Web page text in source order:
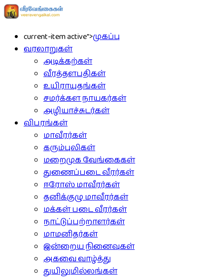
current-item active">முகப்பு
வரலாறுகள்
அடிக்கற்கள்
வீரத்தளபதிகள்
உயிராயுதங்கள்
சமர்க்கள நாயகர்கள்
அழியாச்சுடர்கள்
விபரங்கள்
மாவீரர்கள்
கரும்புலிகள்
மறைமுக வேங்கைகள்
துணைப்படை வீரர்கள்
ஈரோஸ் மாவீரர்கள்
தனிக்குழு மாவீரர்கள்
மக்கள் படை வீரர்கள்
நாட்டுப்பற்றாளர்கள்
மாமனிதர்கள்
இன்றைய நினைவுகள்
அகவை வாழ்த்து
துயிலுமில்லங்கள்